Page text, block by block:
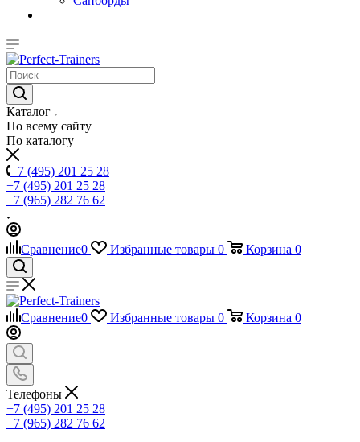
Каталог
По всему сайту
По каталогу
+7 (495) 201 25 28
+7 (495) 201 25 28
+7 (965) 282 76 62
Сравнение0 Избранные товары 0 Корзина 0
Сравнение0 Избранные товары 0 Корзина 0
Телефоны
+7 (495) 201 25 28
+7 (965) 282 76 62